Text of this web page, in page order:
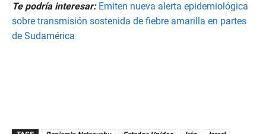
Te podría interesar: Emiten nueva alerta epidemiológica
sobre transmisión sostenida de fiebre amarilla en partes
de Sudamérica